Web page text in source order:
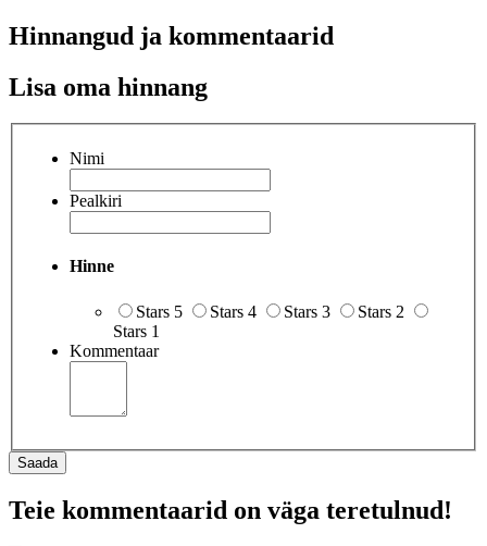
Hinnangud ja kommentaarid
Lisa oma hinnang
Nimi
Pealkiri
Hinne
Stars 5 Stars 4 Stars 3
Stars 2
Stars 1
Kommentaar
Saada
Teie kommentaarid on väga teretulnud!